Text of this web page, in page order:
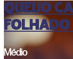
Queijo
Folhado
Médio